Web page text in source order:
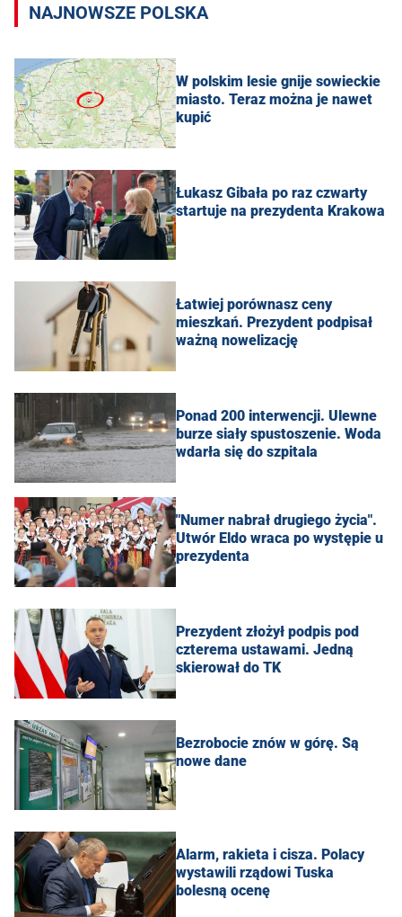
NAJNOWSZE POLSKA
W polskim lesie gnije sowieckie
miasto. Teraz można je nawet
kupić
Łukasz Gibała po raz czwarty
startuje na prezydenta Krakowa
Łatwiej porównasz ceny
mieszkań. Prezydent podpisał
ważną nowelizację
Ponad 200 interwencji. Ulewne
burze siały spustoszenie. Woda
wdarła się do szpitala
"Numer nabrał drugiego życia".
Utwór Eldo wraca po występie u
prezydenta
Prezydent złożył podpis pod
czterema ustawami. Jedną
skierował do TK
Bezrobocie znów w górę. Są
nowe dane
Alarm, rakieta i cisza. Polacy
wystawili rządowi Tuska
bolesną ocenę